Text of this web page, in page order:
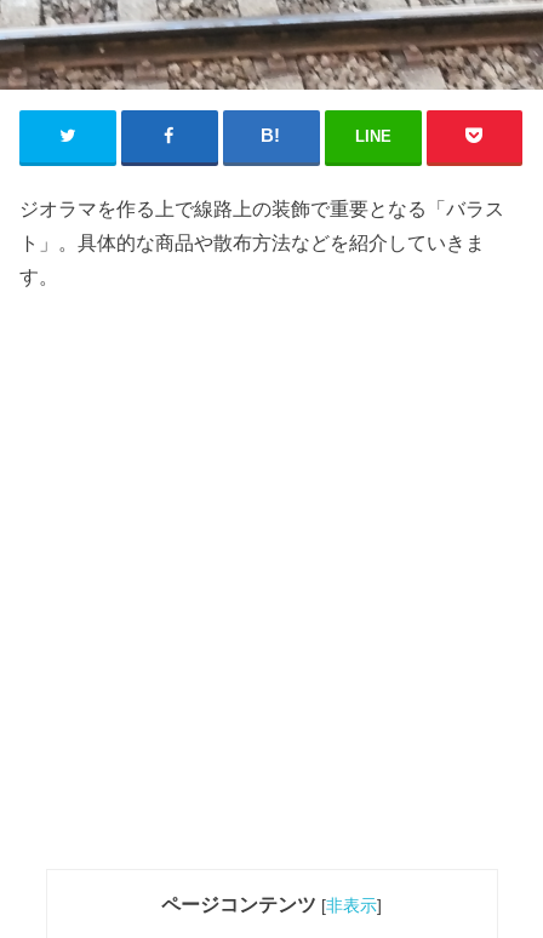
LINE
ジオラマを作る上で線路上の装飾で重要となる「バラス
ト」。具体的な商品や散布方法などを紹介していきま
す。
ページコンテンツ [非表示]